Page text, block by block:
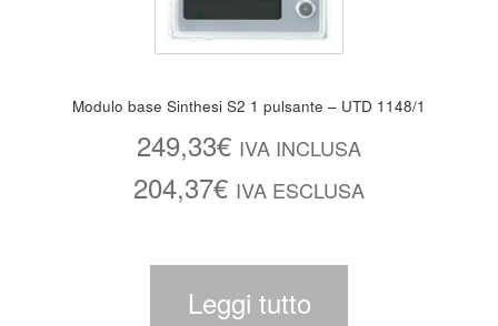
Modulo base Sinthesi S2 1 pulsante – UTD 1148/1
249,33€ IVA INCLUSA
204,37€ IVA ESCLUSA
Leggi tutto